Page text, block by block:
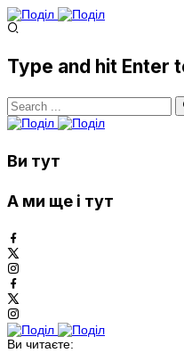
Type and hit Enter
Ви тут
А ми ще і тут
Ви читаєте: